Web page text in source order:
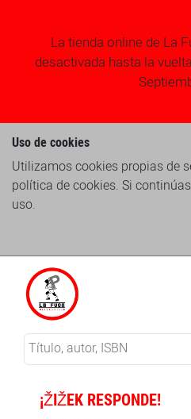
La tienda online de La
desactivada hasta la
Uso de cookies
Utilizamos cookies propias de
política de cookies. Si
uso.
¡ŽIŽEK RESPONDE!